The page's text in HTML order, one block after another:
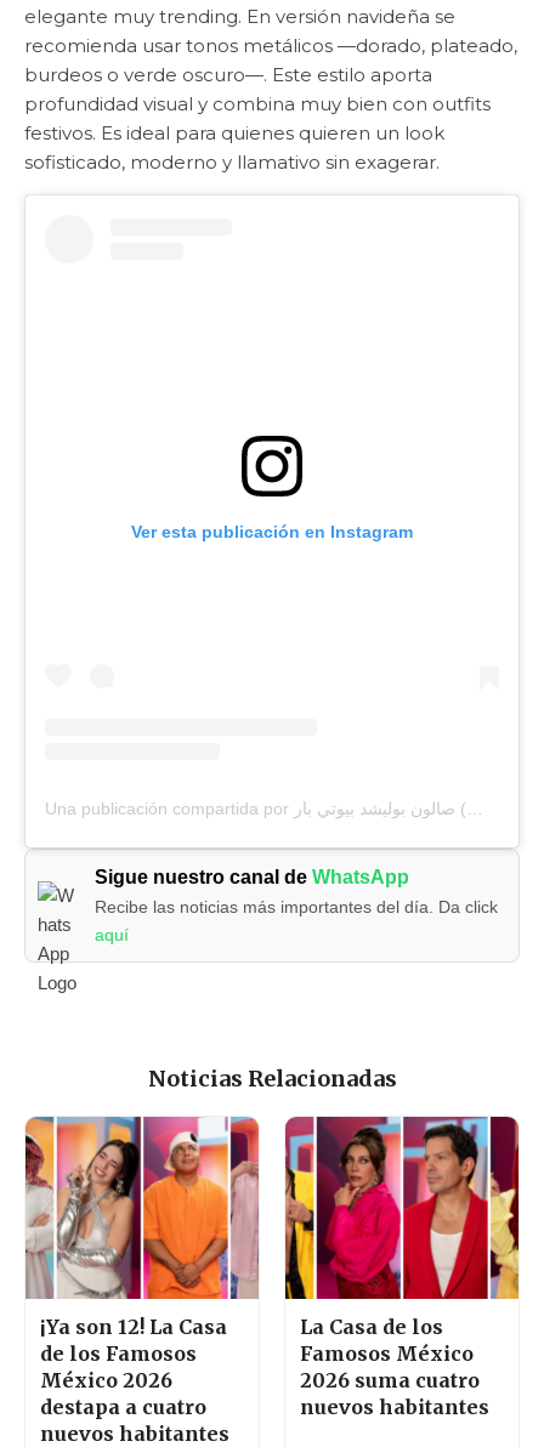
elegante muy trending. En versión navideña se
recomienda usar tonos metálicos —dorado, plateado,
burdeos o verde oscuro—. Este estilo aporta
profundidad visual y combina muy bien con outfits
festivos. Es ideal para quienes quieren un look
sofisticado, moderno y llamativo sin exagerar.
Ver esta publicación en Instagram
Sigue nuestro canal deWhatsApp
Recibe las noticias más importantes del día. Da click
aquí
Noticias Relacionadas
¡Ya son 12! La Casa
de los Famosos
México 2026
destapa a cuatro
nuevos habitantes
La Casa de los
Famosos México
2026 suma cuatro
nuevos habitantes